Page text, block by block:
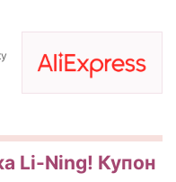
Li-Ning! Купон